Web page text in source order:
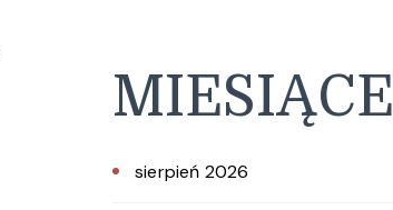
MIESIĄCE
sierpień 2026